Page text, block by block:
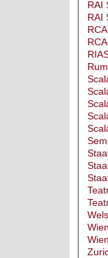
RAI
RAI